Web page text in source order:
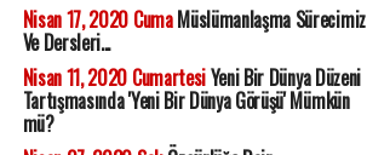
Nisan 17, 2020 CumaMüslümanlaşma Sürecimiz
Ve Dersleri...
Nisan 11, 2020 CumartesiYeni Bir Dünya Düzeni
Tartışmasında 'Yeni Bir Dünya Görüşü' Mümkün
mü?